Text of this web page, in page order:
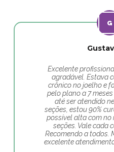
Excelente
agradável. Estava
crônico no joelho e
pelo plano a 7
até ser atendido
seções, estou 90%
possível alta com no
seções. Vale cada
Recomendo a todos.
excelente